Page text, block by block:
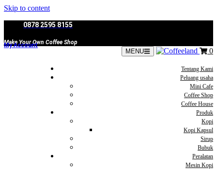
Skip to content
0878 2595 8155
Make Your Own Coffee Shop
My Account
MENU 0
Tentang Kami
Peluang usaha
Mini Cafe
Coffee Shop
Coffee House
Produk
Kopi
Kopi Kapsul
Sirup
Bubuk
Peralatan
Mesin Kopi